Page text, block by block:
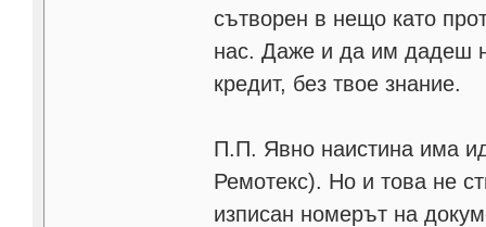
сътворен в нещо като
нас. Даже и да им дадеш
кредит, без твое знание.
П.П. Явно наистина има
Ремотекс). Но и това не
изписан номерът на